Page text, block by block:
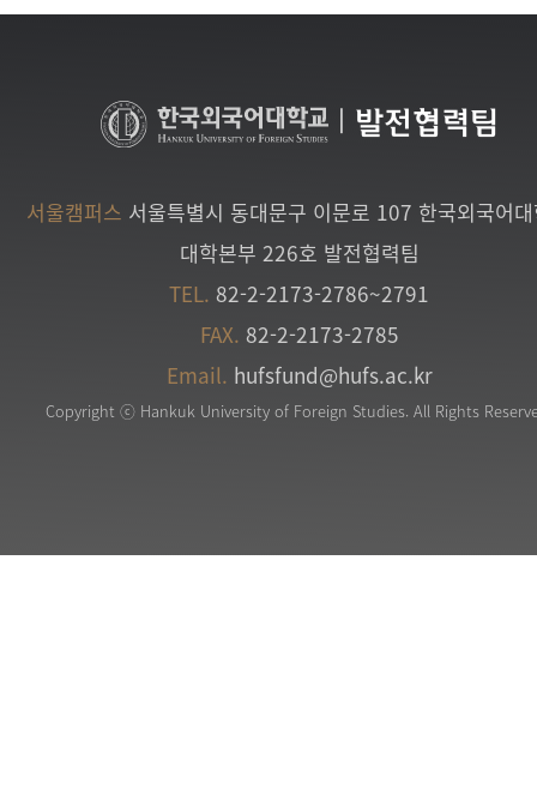
발전협력팀
서울캠퍼스 서울특별시 동대문구 이문로 107 한국외국어
대학본부 226호 발전협력팀
TEL. 82-2-2173-2786~2791
FAX. 82-2-2173-2785
Email. hufsfund@hufs.ac.kr
Copyright ⓒ Hankuk University of Foreign Studies. All Rights